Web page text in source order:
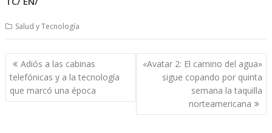
Salud y Tecnología
Navegación
de
entradas
Adiós a las cabinas
telefónicas y a la tecnología
que marcó una época
«Avatar 2: El camino del agua»
sigue copando por quinta
semana la taquilla
norteamericana